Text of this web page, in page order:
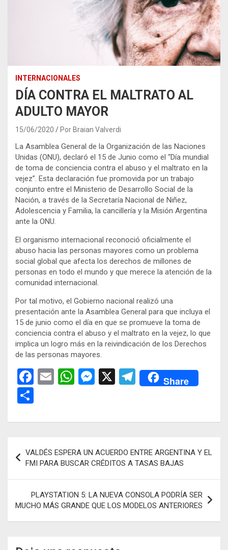
INTERNACIONALES
DÍA CONTRA EL MALTRATO AL
ADULTO MAYOR
15/06/2020 Por Braian Valverdi
La Asamblea General de la Organización de las Naciones
Unidas (ONU), declaró el 15 de Junio como el “Día mundial
de toma de conciencia contra el abuso y el maltrato en la
vejez”. Esta declaración fue promovida por un trabajo
conjunto entre el Ministerio de Desarrollo Social de la
Nación, a través de la Secretaría Nacional de Niñez,
Adolescencia y Familia, la cancillería y la Misión Argentina
ante la ONU.
El organismo internacional reconoció oficialmente el
abuso hacia las personas mayores como un problema
social global que afecta los derechos de millones de
personas en todo el mundo y que merece la atención de la
comunidad internacional.
Por tal motivo, el Gobierno nacional realizó una
presentación ante la Asamblea General para que incluya el
15 de junio como el día en que se promueve la toma de
conciencia contra el abuso y el maltrato en la vejez, lo que
implica un logro más en la reivindicación de los Derechos
de las personas mayores.
F
b
o
k
E
W
s
p
p
M
n
er
X
T
gr
m
Share
m
p
ar
tir
Navegación
de
entradas
VALDÉS ESPERA UN ACUERDO ENTRE ARGENTINA Y EL
FMI PARA BUSCAR CRÉDITOS A TASAS BAJAS
PLAYSTATION 5: LA NUEVA CONSOLA PODRÍA SER
MUCHO MÁS GRANDE QUE LOS MODELOS ANTERIORES